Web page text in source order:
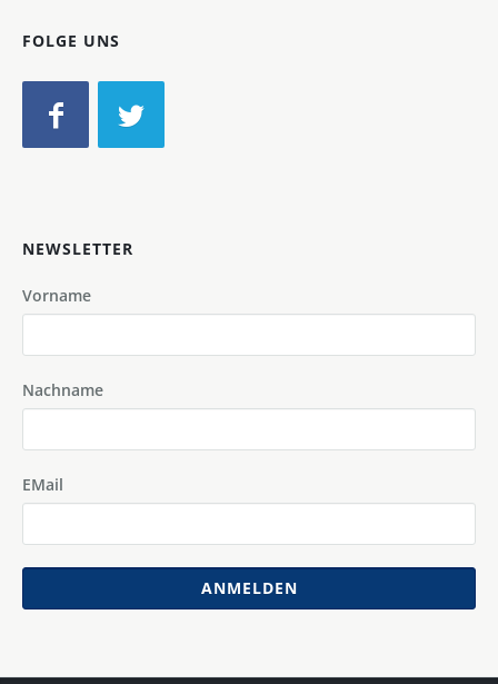
FOLGE UNS
NEWSLETTER
Vorname
Nachname
EMail
ANMELDEN